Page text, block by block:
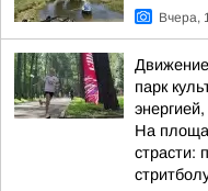
Вчера,
парк
На
страсти: